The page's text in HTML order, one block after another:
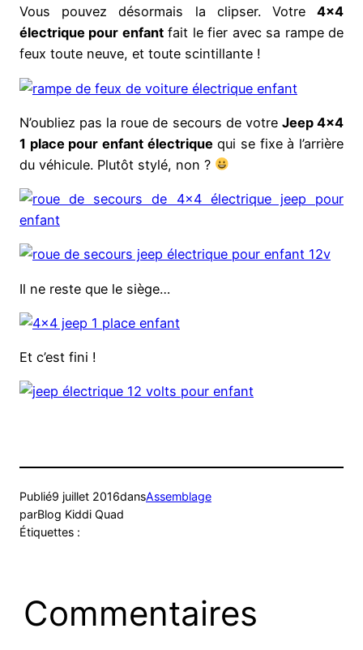
Vous pouvez désormais la clipser. Votre 4×4
électrique pour enfantfait le fier avec sa rampe de
feux toute neuve, et toute scintillante !
N’oubliez pas la roue de secours de votre Jeep 4×4
1 place pour enfant électrique qui se fixe à l’arrière
du véhicule. Plutôt stylé, non ?
Il ne reste que le siège…
Et c’est fini !
Publié9 juillet 2016dansAssemblage
parBlog Kiddi Quad
Étiquettes :
Commentaires